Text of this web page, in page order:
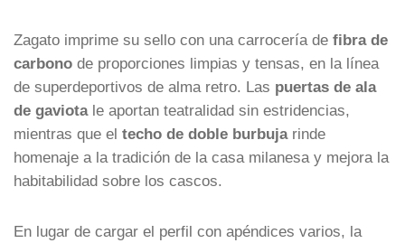
Zagato imprime su sello con una carrocería de fibra de
carbono de proporciones limpias y tensas, en la línea
de superdeportivos de alma retro. Las puertas de ala
de gaviotale aportan teatralidad sin estridencias,
mientras que el techo de doble burbujarinde
homenaje a la tradición de la casa milanesa y mejora la
habitabilidad sobre los cascos.
En lugar de cargar el perfil con apéndices varios, la